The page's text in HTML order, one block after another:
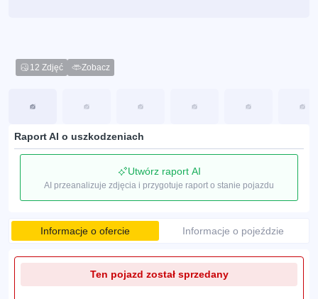
12 Zdjęć Zobacz
Raport AI o uszkodzeniach
Utwórz raport AI
AI przeanalizuje zdjęcia i przygotuje raport o stanie pojazdu
Informacje o ofercie Informacje o pojeździe
Ten pojazd został sprzedany